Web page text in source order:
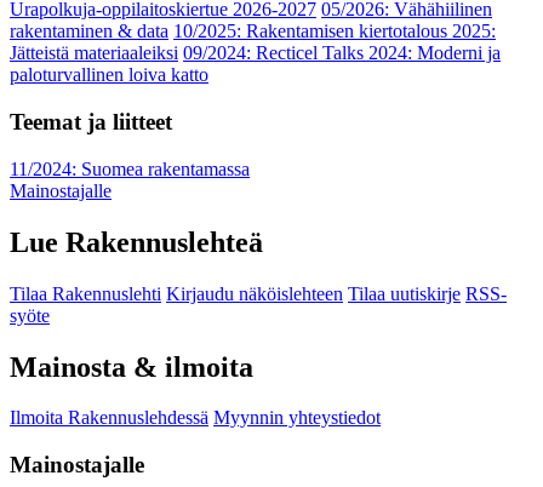
Urapolkuja-oppilaitoskiertue 2026-2027 05/2026: Vähähiilinen
rakentaminen & data 10/2025: Rakentamisen kiertotalous 2025:
Jätteistä materiaaleiksi 09/2024: Recticel Talks 2024: Moderni ja
paloturvallinen loiva katto
Teemat ja liitteet
11/2024: Suomea rakentamassa
Mainostajalle
Lue Rakennuslehteä
Tilaa Rakennuslehti Kirjaudu näköislehteen Tilaa uutiskirje RSS-
syöte
Mainosta & ilmoita
Ilmoita Rakennuslehdessä Myynnin yhteystiedot
Mainostajalle